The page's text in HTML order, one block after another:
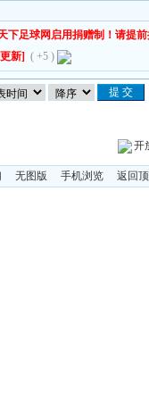
下足球网启用捐赠制！请提
新] ( +5 )
开
无图版 手机浏览 返回